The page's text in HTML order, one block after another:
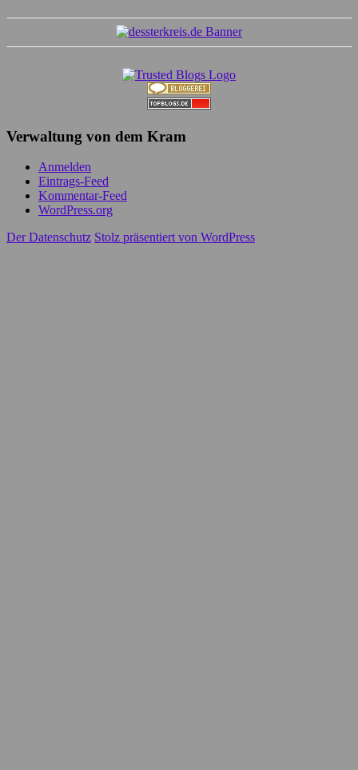
Verwaltung von dem Kram
Anmelden
Eintrags-Feed
Kommentar-Feed
WordPress.org
Der Datenschutz Stolz präsentiert von WordPress